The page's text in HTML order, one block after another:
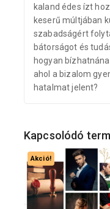
kaland édes ízt
keserű múltjában
szabadságért
bátorságot és
hogyan
ahol a bizalom
hatalmat jelent?
Kapcsolódó
Akció!